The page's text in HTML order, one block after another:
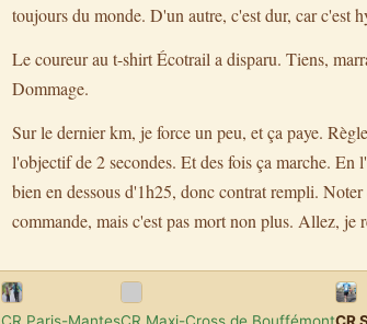
toujours du monde. D'un autre, c'est dur, car c'est
Le coureur au t-shirt Écotrail a disparu. Tiens,
Dommage.
Sur le dernier km, je force un peu, et ça paye.
l'objectif de 2 secondes. Et des fois ça marche. En
bien en dessous d'1h25, donc contrat rempli.
commande, mais c'est pas mort non plus. Allez, je